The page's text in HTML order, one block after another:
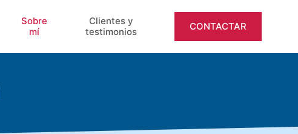
Sobre
mí
Clientes y
testimonios
CONTACTAR